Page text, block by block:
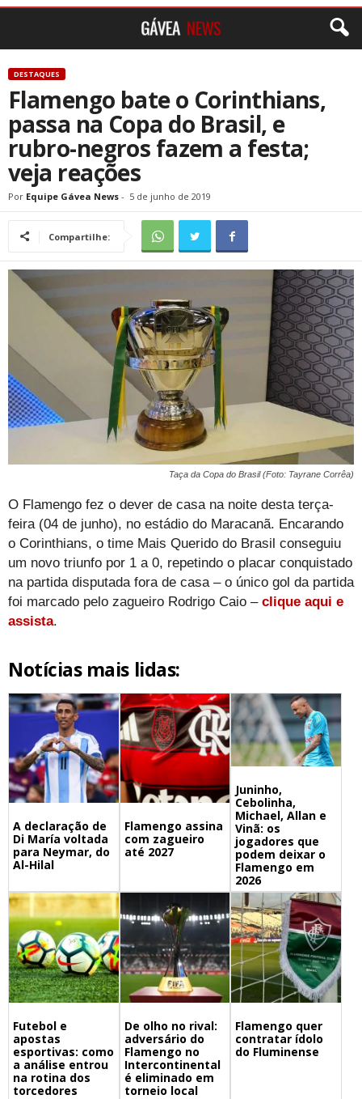
DESTAQUES
Flamengo bate o Corinthians,
passa na Copa do Brasil, e
rubro-negros fazem a festa;
veja reações
Por Equipe Gávea News - 5 de junho de 2019
Compartilhe:
Taça da Copa do Brasil (Foto: Tayrane Corrêa)
O Flamengo fez o dever de casa na noite desta terça-
feira (04 de junho), no estádio do Maracanã. Encarando
o Corinthians, o time Mais Querido do Brasil conseguiu
um novo triunfo por 1 a 0, repetindo o placar conquistado
na partida disputada fora de casa – o único gol da partida
foi marcado pelo zagueiro Rodrigo Caio – clique aqui e
assista.
Notícias mais lidas:
A declaração de
Di María voltada
para Neymar, do
Al-Hilal
Flamengo assina
com zagueiro
até 2027
Juninho,
Cebolinha,
Michael, Allan e
Vinã: os
jogadores que
podem deixar o
Flamengo em
2026
Futebol e
apostas
esportivas: como
a análise entrou
na rotina dos
torcedores
De olho no rival:
adversário do
Flamengo no
Intercontinental
é eliminado em
torneio local
Flamengo quer
contratar ídolo
do Fluminense